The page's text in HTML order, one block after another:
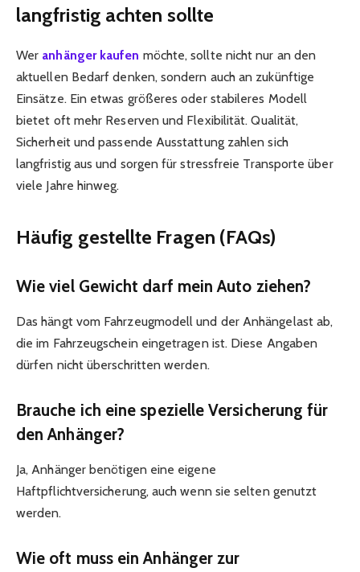
langfristig achten sollte
Wer anhänger kaufen möchte, sollte nicht nur an den
aktuellen Bedarf denken, sondern auch an zukünftige
Einsätze. Ein etwas größeres oder stabileres Modell
bietet oft mehr Reserven und Flexibilität. Qualität,
Sicherheit und passende Ausstattung zahlen sich
langfristig aus und sorgen für stressfreie Transporte über
viele Jahre hinweg.
Häufig gestellte Fragen (FAQs)
Wie viel Gewicht darf mein Auto ziehen?
Das hängt vom Fahrzeugmodell und der Anhängelast ab,
die im Fahrzeugschein eingetragen ist. Diese Angaben
dürfen nicht überschritten werden.
Brauche ich eine spezielle Versicherung für
den Anhänger?
Ja, Anhänger benötigen eine eigene
Haftpflichtversicherung, auch wenn sie selten genutzt
werden.
Wie oft muss ein Anhänger zur